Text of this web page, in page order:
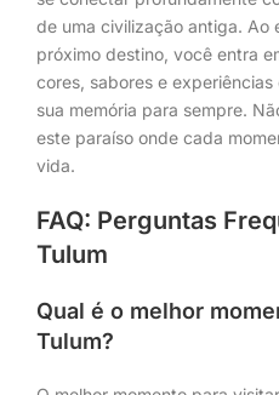
de uma civilização antiga. Ao
próximo destino, você entra
cores, sabores e
sua memória para sempre.
este paraíso onde cada
vida.
FAQ: Perguntas
Tulum
Qual é o melhor
Tulum?